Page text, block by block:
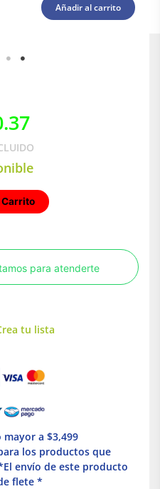
Añadir al carrito
para atenderte
tu lista
a $3,499
los productos que
envío de este producto
flete *